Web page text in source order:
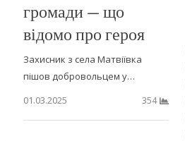
громади — що
відомо про героя
Захисник з села Матвіївка
пішов добровольцем у…
01.03.2025
354